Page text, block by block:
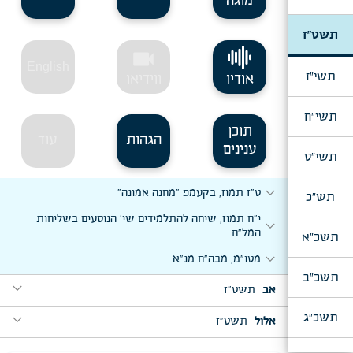
תשט"ז
תשי"ז
תשי"ח
תשי"ט
תש"כ
תשכ"א
תשכ"ב
תשכ"ג
אודיו
תוכן
ענינים
הגהות
expand_moreט"ז תמוז, בקעמפ "מחנה אמונה"
expand_moreי"ח תמוז, שיחה להתלמידים שי' הנוסעים בשליחות
המל"ח
expand_more מטו"מ, מבה"ח מנ"א
אב תשט"ז
expand_more
expand_moreעקב, כ' מנ"אאלול תשט"ז
expand_more